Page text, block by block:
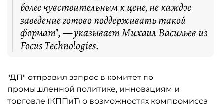
более чувствительным к цене, не каждое
заведение готово поддерживать такой
формат", — указывает Михаил Васильев из
Focus Technologies.
"ДП" отправил запрос в комитет по
промышленной политике, инновациям и
торговле (КППиТ) о возможностях компромисса